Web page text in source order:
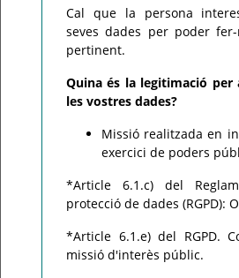
Cal que la persona
seves dades per poder
pertinent.
Quina és la legitimació
les vostres dades?
Missió realitzada en
exercici de poders
*Article 6.1.c) del
protecció de dades (RGPD):
*Article 6.1.e) del RGPD.
missió d'interès públic.